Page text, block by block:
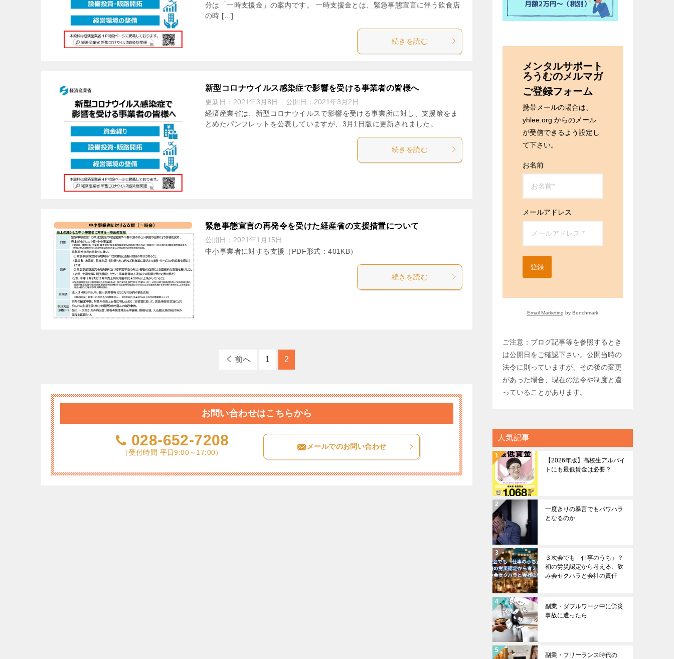
分は「一時支援金」の案内です。 一時支援金とは、緊急事態宣言に伴う飲食店
の時 […]
続きを読む
新型コロナウイルス感染症で影響を受ける事業者の皆様へ
更新日： 2021年3月8日 公開日： 2021年3月2日
経済産業省は、新型コロナウイルスで影響を受ける事業所に対し、支援策をま
とめたパンフレットを公表していますが、3月1日版に更新されました。
続きを読む
緊急事態宣言の再発令を受けた経産省の支援措置について
公開日： 2021年1月15日
中小事業者に対する支援（PDF形式：401KB）
続きを読む
前へ 1 2
お問い合わせはこちらから
028-652-7208
（受付時間 平日9:00～17:00）
メールでのお問い合わせ
メンタルサポート
ろうむのメルマガ
ご登録フォーム
携帯メールの場合は、
yhlee.org からのメール
が受信できるよう設定し
て下さい。
お名前
メールアドレス
登録
Email Marketing by Benchmark
ご注意：ブログ記事等を参照するとき
は公開日をご確認下さい。公開当時の
法令に則っていますが、その後の変更
があった場合、現在の法令や制度と違
っていることがあります。
人気記事
【2026年版】高校生アルバイ
トにも最低賃金は必要？
一度きりの暴言でもパワハラ
となるのか
３次会でも「仕事のうち」？
初の労災認定から考える、飲
み会セクハラと会社の責任
副業・ダブルワーク中に労災
事故に遭ったら
副業・フリーランス時代の